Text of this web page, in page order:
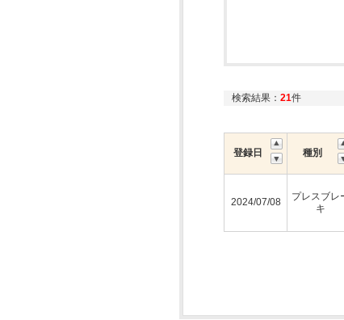
検索結果： 21件
登録日 種別
2024/07/08
プレスブレ
キ